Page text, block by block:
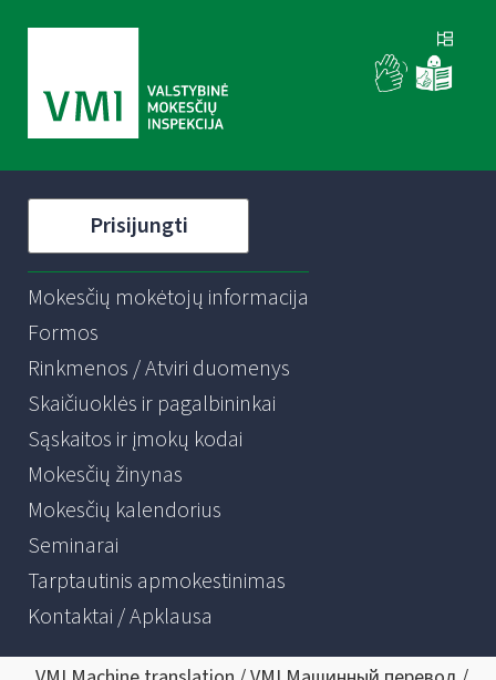
Prisijungti
Mokesčių mokėtojų informacija
Formos
Rinkmenos / Atviri duomenys
Skaičiuoklės ir pagalbininkai
Sąskaitos ir įmokų kodai
Mokesčių žinynas
Mokesčių kalendorius
Seminarai
Tarptautinis apmokestinimas
Kontaktai / Apklausa